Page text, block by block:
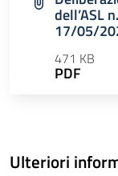
dell’ASL
17/05/
471 KB
PDF
Ulteriori